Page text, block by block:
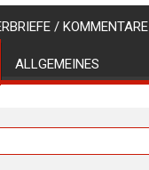
/ KOMMENTARE
ALLGEMEINES